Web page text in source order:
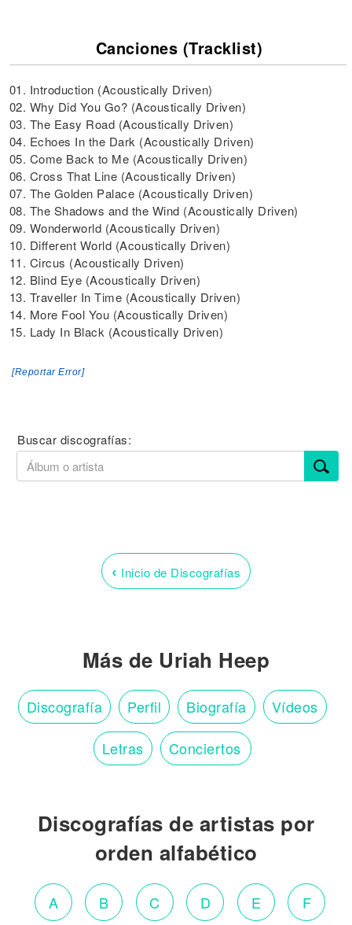
Canciones (Tracklist)
01. Introduction (Acoustically Driven)
02. Why Did You Go? (Acoustically Driven)
03. The Easy Road (Acoustically Driven)
04. Echoes In the Dark (Acoustically Driven)
05. Come Back to Me (Acoustically Driven)
06. Cross That Line (Acoustically Driven)
07. The Golden Palace (Acoustically Driven)
08. The Shadows and the Wind (Acoustically Driven)
09. Wonderworld (Acoustically Driven)
10. Different World (Acoustically Driven)
11. Circus (Acoustically Driven)
12. Blind Eye (Acoustically Driven)
13. Traveller In Time (Acoustically Driven)
14. More Fool You (Acoustically Driven)
15. Lady In Black (Acoustically Driven)
[Reportar Error]
Buscar discografías:
‹ Inicio de Discografías
Más de Uriah Heep
Discografía Perfil Biografía Vídeos
Letras Conciertos
Discografías de artistas por
orden alfabético
A B C D E F